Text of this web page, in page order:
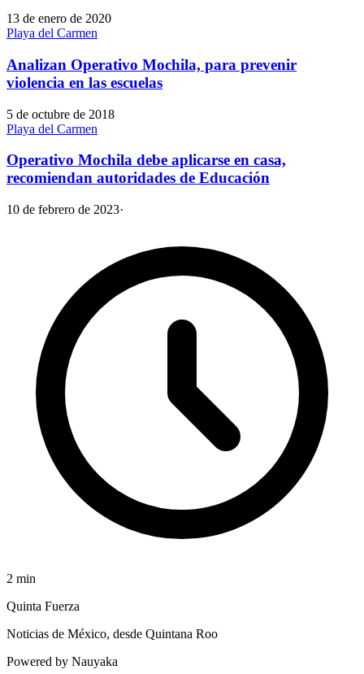
13 de enero de 2020
Playa del Carmen
Analizan Operativo Mochila, para prevenir
violencia en las escuelas
5 de octubre de 2018
Playa del Carmen
Operativo Mochila debe aplicarse en casa,
recomiendan autoridades de Educación
10 de febrero de 2023·
2 min
Quinta Fuerza
Noticias de México, desde Quintana Roo
Powered by Nauyaka